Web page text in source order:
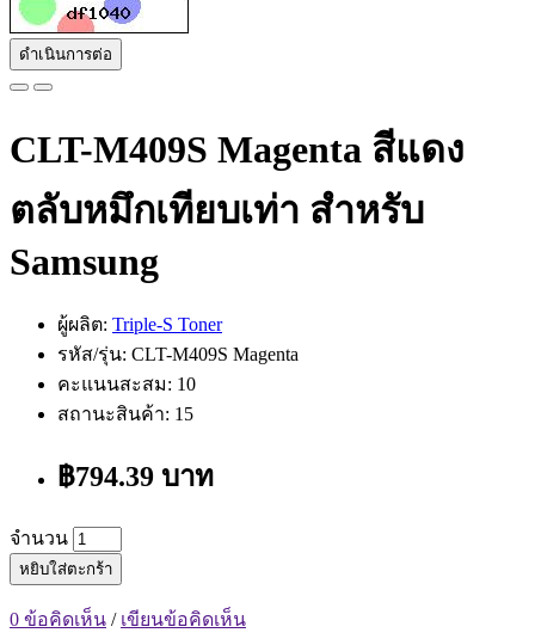
ดำเนินการต่อ
CLT-M409S Magenta สีแดง
ตลับหมึกเทียบเท่า สำหรับ
Samsung
ผู้ผลิต: Triple-S Toner
รหัส/รุ่น: CLT-M409S Magenta
คะแนนสะสม: 10
สถานะสินค้า: 15
฿794.39 บาท
จำนวน
หยิบใส่ตะกร้า
0 ข้อคิดเห็น / เขียนข้อคิดเห็น